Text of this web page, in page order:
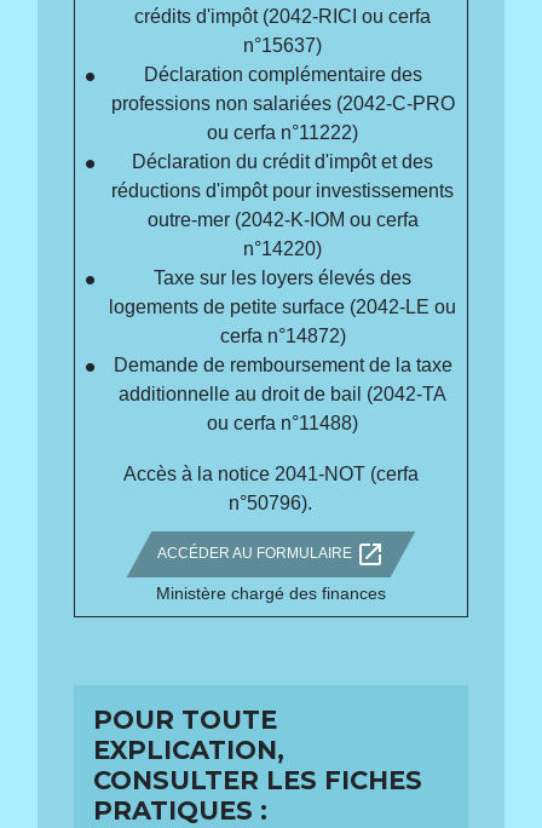
crédits d'impôt (2042-RICI ou cerfa
n°15637)
Déclaration complémentaire des
professions non salariées (2042-C-PRO
ou cerfa n°11222)
Déclaration du crédit d'impôt et des
réductions d'impôt pour investissements
outre-mer (2042-K-IOM ou cerfa
n°14220)
Taxe sur les loyers élevés des
logements de petite surface (2042-LE ou
cerfa n°14872)
Demande de remboursement de la taxe
additionnelle au droit de bail (2042-TA
ou cerfa n°11488)
Accès à la notice 2041-NOT (cerfa
n°50796).
ACCÉDER AU FORMULAIRE open_in_new
Ministère chargé des finances
POUR TOUTE
EXPLICATION,
CONSULTER LES FICHES
PRATIQUES :